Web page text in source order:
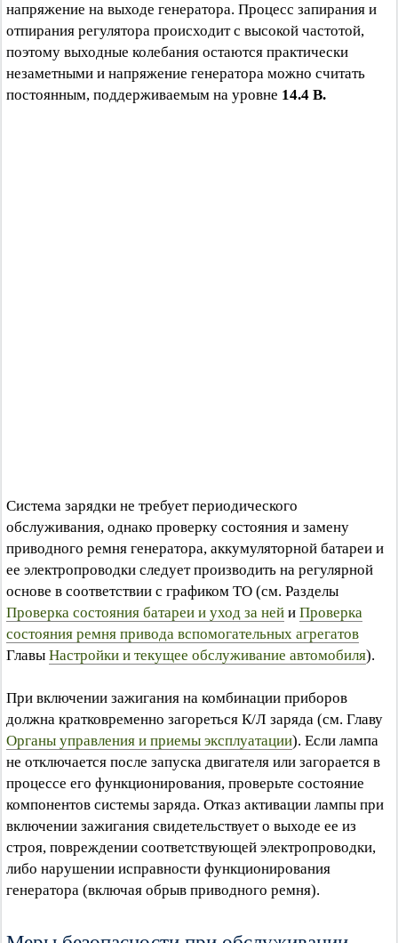
напряжение на выходе генератора. Процесс запирания и
отпирания регулятора происходит с высокой частотой,
поэтому выходные колебания остаются практически
незаметными и напряжение генератора можно считать
постоянным, поддерживаемым на уровне 14.4 В.
Система зарядки не требует периодического
обслуживания, однако проверку состояния и замену
приводного ремня генератора, аккумуляторной батареи и
ее электропроводки следует производить на регулярной
основе в соответствии с графиком ТО (см. Разделы
Проверка состояния батареи и уход за ней и Проверка
состояния ремня привода вспомогательных агрегатов
Главы Настройки и текущее обслуживание автомобиля).
При включении зажигания на комбинации приборов
должна кратковременно загореться К/Л заряда (см. Главу
Органы управления и приемы эксплуатации). Если лампа
не отключается после запуска двигателя или загорается в
процессе его функционирования, проверьте состояние
компонентов системы заряда. Отказ активации лампы при
включении зажигания свидетельствует о выходе ее из
строя, повреждении соответствующей электропроводки,
либо нарушении исправности функционирования
генератора (включая обрыв приводного ремня).